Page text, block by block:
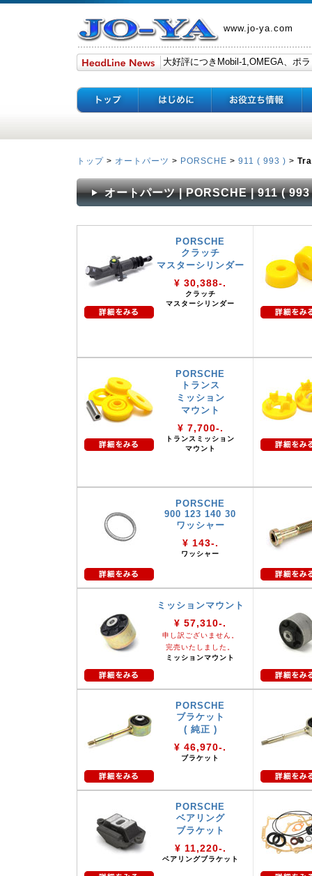
www.jo-ya.com
トップ > オートパーツ > PORSCHE > 911 ( 993 ) >
オートパーツ | PORSCHE | 911 (
PORSCHE
クラッチ
マスターシリンダー
¥ 30,388-.
クラッチ
マスターシリンダー
PORSCHE
トランス
ミッション
マウント
¥ 7,700-.
トランスミッション
マウント
PORSCHE
900 123 140 30
ワッシャー
¥ 143-.
ワッシャー
ミッションマウント
¥ 57,310-.
申し訳ございません。
完売いたしました。
ミッションマウント
PORSCHE
ブラケット
( 純正 )
¥ 46,970-.
ブラケット
PORSCHE
ベアリング
ブラケット
¥ 11,220-.
ベアリングブラケット